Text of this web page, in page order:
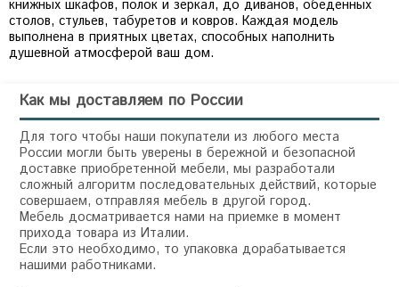
книжных шкафов, полок и зеркал, до диванов, обеденных
столов, стульев, табуретов и ковров. Каждая модель
выполнена в приятных цветах, способных наполнить
Как мы доставляем по России
Для того чтобы наши покупатели из любого места
России могли быть уверены в бережной и безопасной
доставке приобретенной мебели, мы разработали
сложный алгоритм последовательных действий, которые
совершаем, отправляя мебель в другой город.
Мебель досматривается нами на приемке в момент
прихода товара из Италии.
Если это необходимо, то упаковка дорабатывается
нашими работниками.